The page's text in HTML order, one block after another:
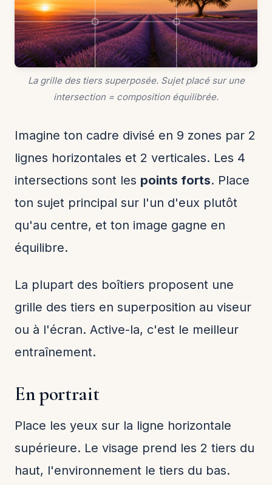
La grille des tiers superposée. Sujet placé sur une
intersection = composition équilibrée.
Imagine ton cadre divisé en 9 zones par 2
lignes horizontales et 2 verticales. Les 4
intersections sont les points forts. Place
ton sujet principal sur l'un d'eux plutôt
qu'au centre, et ton image gagne en
équilibre.
La plupart des boîtiers proposent une
grille des tiers en superposition au viseur
ou à l'écran. Active-la, c'est le meilleur
entraînement.
En portrait
Place les yeux sur la ligne horizontale
supérieure. Le visage prend les 2 tiers du
haut, l'environnement le tiers du bas.